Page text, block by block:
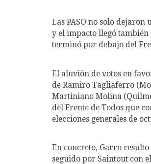
Las PASO no solo
y el impacto llegó también
terminó por debajo del
El aluvión de votos en
de Ramiro Tagliaferro
Martiniano Molina
del Frente de Todos que
elecciones generales de
En concreto, Garro resulto
seguido por Saintout con